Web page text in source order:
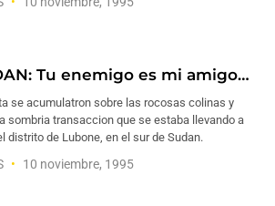
Tu enemigo es mi amigo…
se acumulatron sobre las rocosas colinas y
sombria transaccion que se estaba llevando a
distrito de Lubone, en el sur de Sudan.
10 noviembre, 1995